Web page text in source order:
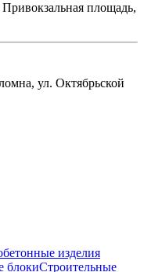
Привокзальная площадь,
ул. Октябрьской
изделия
блокиСтроительные